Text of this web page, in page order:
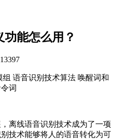
能怎么用？
13397
线语音识别技术成为了一项
技术能够将人的语音转化为可